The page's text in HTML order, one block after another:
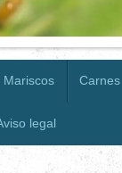
Mariscos Carnes
legal